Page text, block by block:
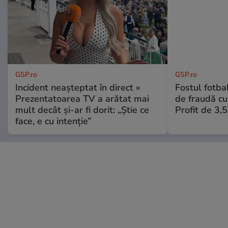
GSP.ro
Incident neașteptat în direct »
Prezentatoarea TV a arătat mai
mult decât și-ar fi dorit: „Știe ce
face, e cu intenție”
GSP.ro
Fostul
de fraudă
Profit de